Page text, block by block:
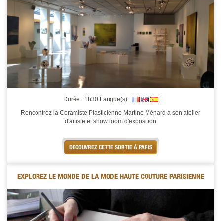
Durée : 1h30 Langue(s) :
Rencontrez la Céramiste Plasticienne Martine Ménard à son atelier
d'artiste et show room d'exposition
DÉCOUVREZ CETTE SORTIE À PARIS
EXPLOREZ LE MONDE DE LA MODE HAUTE COUTURE PARISIENNE